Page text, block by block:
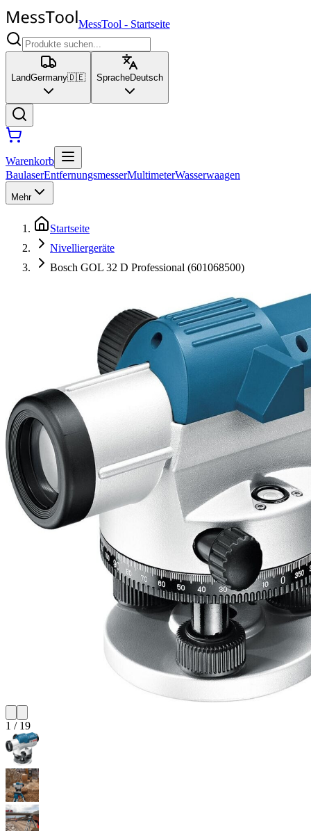
MessTool - Startseite
LandGermany🇩🇪 SpracheDeutsch
Warenkorb
BaulaserEntfernungsmesserMultimeterWasserwaagen
Mehr
Startseite
Nivelliergeräte
Bosch GOL 32 D Professional (601068500)
1 / 19